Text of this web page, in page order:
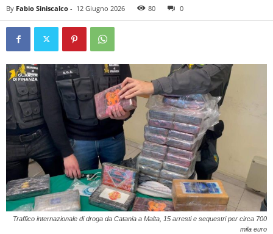
By Fabio Siniscalco - 12 Giugno 2026 80 0
Traffico internazionale di droga da Catania a Malta, 15 arresti e sequestri per circa 700
mila euro